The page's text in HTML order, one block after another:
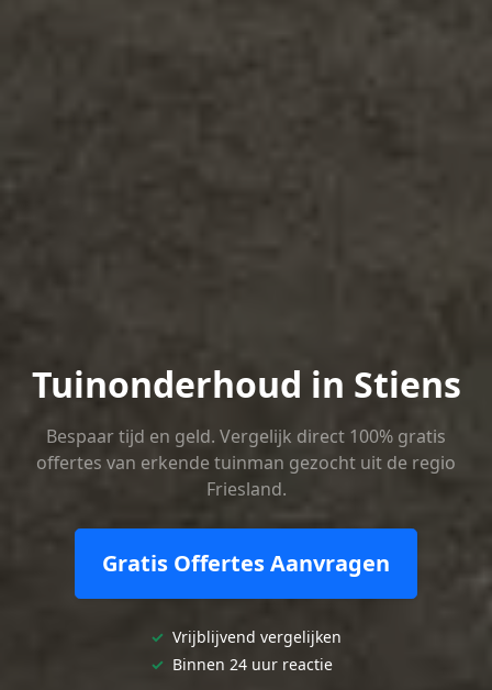
Tuinonderhoud in Stiens
Bespaar tijd en geld. Vergelijk direct 100% gratis
offertes van erkende tuinman gezocht uit de regio
Friesland.
Gratis Offertes Aanvragen
✓ Vrijblijvend vergelijken
✓ Binnen 24 uur reactie